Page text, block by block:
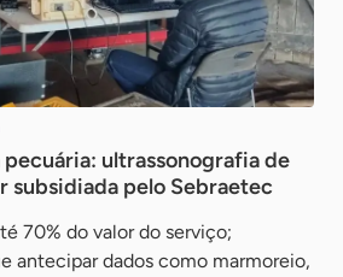
ultrassonografia de
subsidiada pelo Sebraetec
70% do valor do serviço;
antecipar dados como marmoreio,